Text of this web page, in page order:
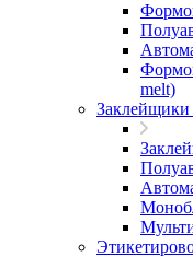
melt)
Заклейщики